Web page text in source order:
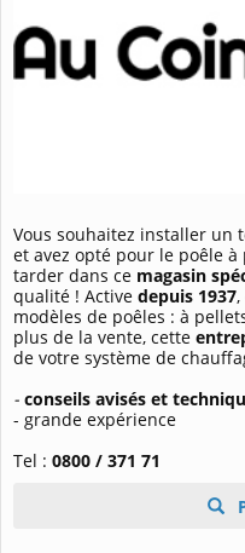
Vous souhaitez installer un
et avez opté pour le poêle à
tarder dans ce magasin
qualité ! Active depuis 1937
modèles de poêles : à
plus de la vente, cette
de votre système de
- conseils avisés et
- grande expérience
Tel : 0800 / 371 71